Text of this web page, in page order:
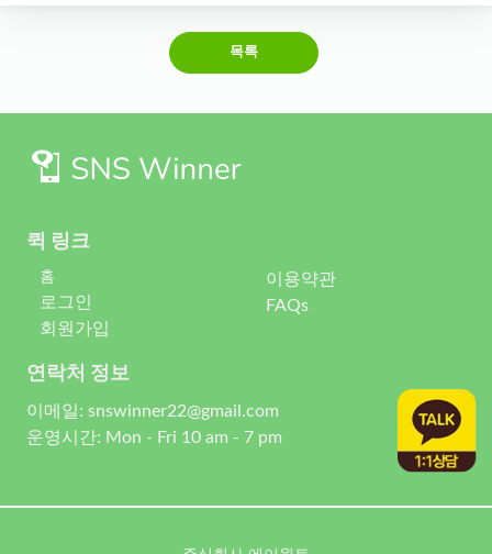
목록
퀵 링크
홈
로그인
회원가입
이용약관
FAQs
연락처 정보
이메일: snswinner22@gmail.com
운영시간: Mon - Fri 10 am - 7 pm